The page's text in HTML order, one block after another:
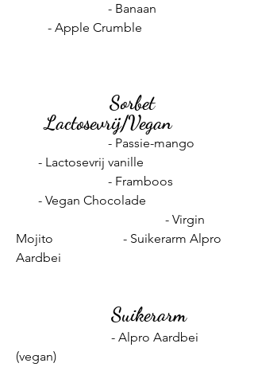
- Banaan
- Apple Crumble
Sorbet
Lactosevrij/Vegan
- Passie-mango
- Lactosevrij vanille
- Framboos
- Vegan Chocolade
- Virgin
Mojito - Suikerarm Alpro
Aardbei
Suikerarm
- Alpro Aardbei
(vegan)